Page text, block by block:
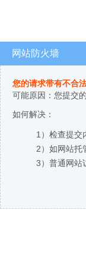
网站防火墙
您的请求带有不合
可能原因：您提交
如何解决：
1）检查提交
2）如网站托
3）普通网站